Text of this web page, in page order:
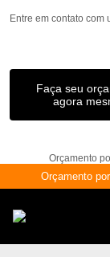
Entre em contato com
Faça seu
agora
Orçamento
Orçamento